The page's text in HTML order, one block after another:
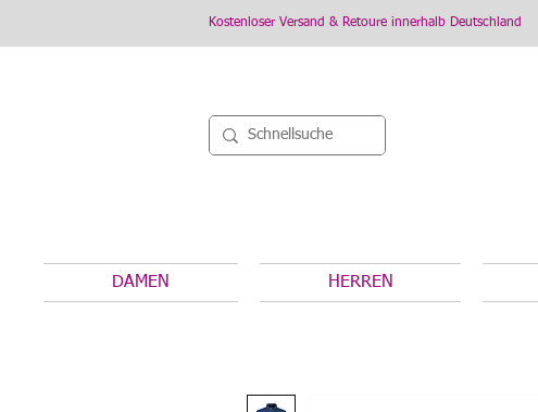
Kostenloser Versand & Retoure innerhalb Deutschland
DAMEN HERREN